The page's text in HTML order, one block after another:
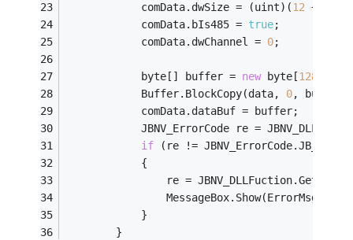
            comData.dwSize = (uint)(
12 +
            comData.bIs485 =
true;
            comData.dwChannel =
0;
            byte[] buffer =
new byte[128
            Buffer.BlockCopy(data,
0,
            comData.dataBuf = buffer;
JBNV_ErrorCode re =
if (re !=
            {
re =
            }
        }